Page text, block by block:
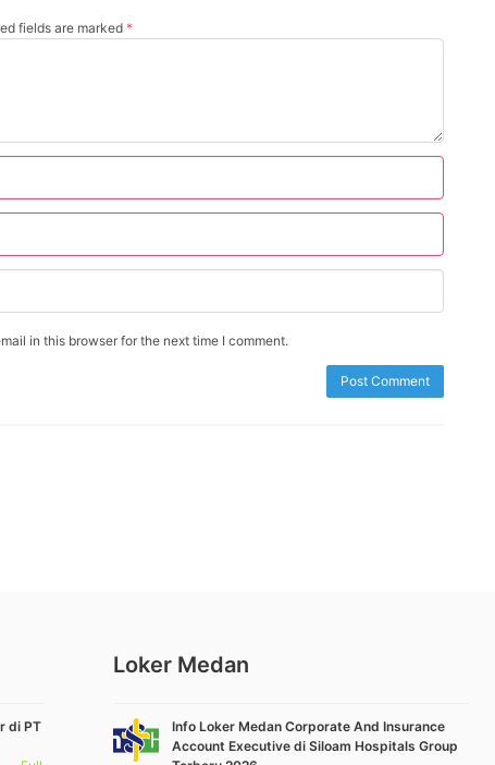
fields are marked *
in this browser for the next time I comment.
di PT
Loker Medan
Info Loker Medan Corporate And Insurance
Account Executive di Siloam Hospitals Group